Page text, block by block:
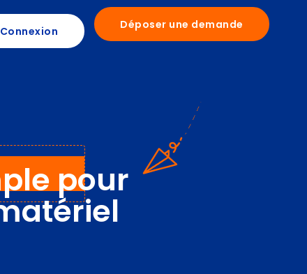
Connexion Déposer une demande
pour